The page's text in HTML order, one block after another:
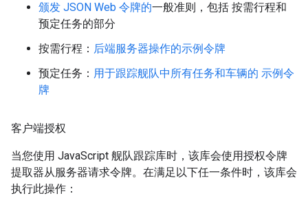
颁发 JSON Web 令牌的一般准则，包括 按需行程和
预定任务的部分
按需行程： 后端服务器操作的示例令牌
预定任务： 用于跟踪舰队中所有任务和车辆的 示例令
牌
客户端授权
当您使用 JavaScript 舰队跟踪库时，该库会使用授权令牌
提取器从服务器请求令牌。在满足以下任一条件时，该库会
执行此操作：